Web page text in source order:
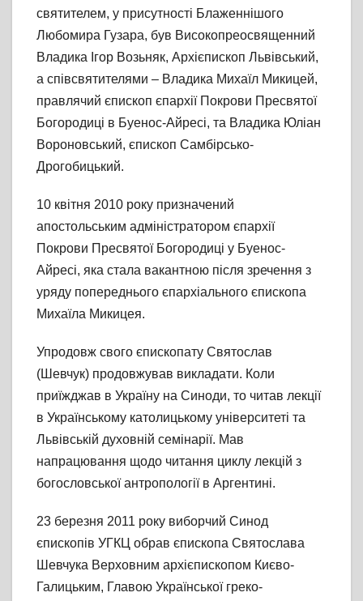
святителем, у присутності Блаженнішого
Любомира Гузара, був Високопреосвященний
Владика Ігор Возьняк, Архієпископ Львівський,
а співсвятителями – Владика Михаїл Микицей,
правлячий єпископ єпархії Покрови Пресвятої
Богородиці в Буенос-Айресі, та Владика Юліан
Вороновський, єпископ Самбірсько-
Дрогобицький.
10 квітня 2010 року призначений
апостольським адміністратором єпархії
Покрови Пресвятої Богородиці у Буенос-
Айресі, яка стала вакантною після зречення з
уряду попереднього єпархіального єпископа
Михаїла Микицея.
Упродовж свого єпископату Святослав
(Шевчук) продовжував викладати. Коли
приїжджав в Україну на Синоди, то читав лекції
в Українському католицькому університеті та
Львівській духовній семінарії. Мав
напрацювання щодо читання циклу лекцій з
богословської антропології в Аргентині.
23 березня 2011 року виборчий Синод
єпископів УГКЦ обрав єпископа Святослава
Шевчука Верховним архієпископом Києво-
Галицьким, Главою Української греко-